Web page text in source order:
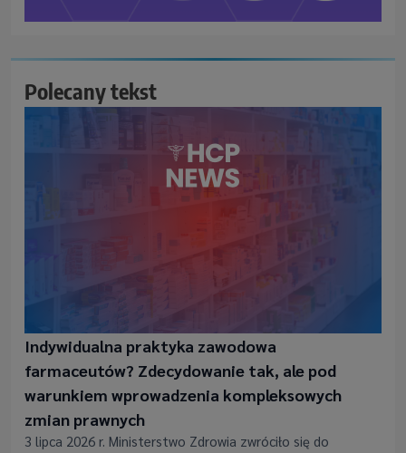
Polecany tekst
Indywidualna praktyka zawodowa
farmaceutów? Zdecydowanie tak, ale pod
warunkiem wprowadzenia kompleksowych
zmian prawnych
3 lipca 2026 r. Ministerstwo Zdrowia zwróciło się do